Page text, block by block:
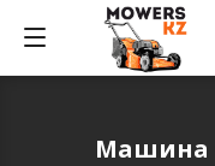
Машина